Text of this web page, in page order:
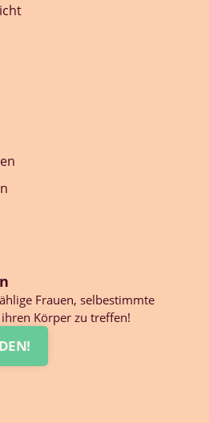
Frauen, selbestimmte
Körper zu treffen!